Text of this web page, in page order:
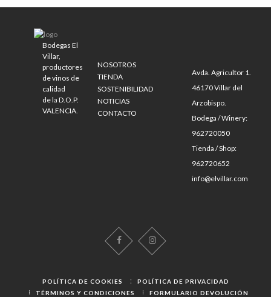
Bodegas El
Villar,
productores
de vinos de
calidad
de la D.O.P.
VALENCIA.
NOSOTROS
TIENDA
SOSTENIBILIDAD
NOTICIAS
CONTACTO
Avda. Agricultor 1.
46170 Villar del
Arzobispo.
Bodega / Winery:
962720050
Tienda / Shop:
962720652
info@elvillar.com
POLÍTICA DE COOKIES
POLÍTICA DE PRIVACIDAD
TÉRMINOS Y CONDICIONES
FORMULARIO DEVOLUCIÓN